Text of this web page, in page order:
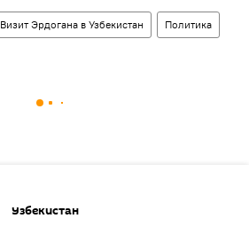
Визит Эрдогана в Узбекистан Политика
Узбекистан